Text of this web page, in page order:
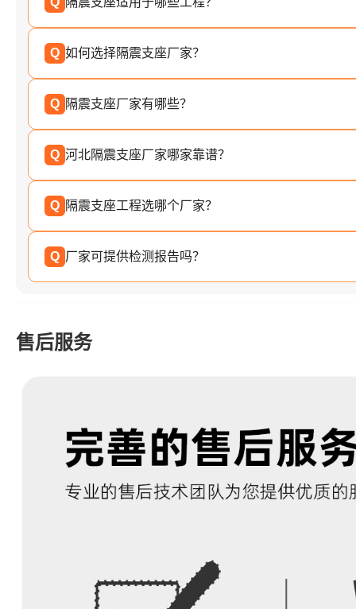
Q 如何选择隔震支座厂家？
Q 隔震支座厂家有哪些？
Q 河北隔震支座厂家哪家靠谱？
Q 隔震支座工程选哪个厂家？
Q 厂家可提供检测报告吗？
售后服务